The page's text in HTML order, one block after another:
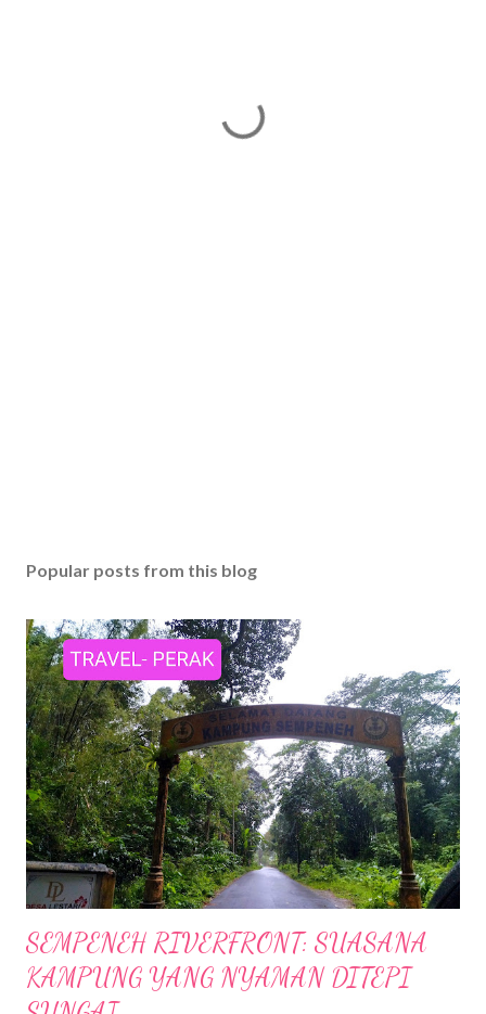
Popular posts from this blog
SEMPENEH RIVERFRONT: SUASANA
KAMPUNG YANG NYAMAN DITEPI